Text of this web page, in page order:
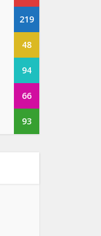
219
48
94
66
93